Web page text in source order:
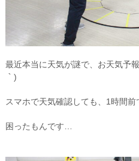
最近本当に天気が謎で、お天気予
｀)
スマホで天気確認しても、1時間
困ったもんです…